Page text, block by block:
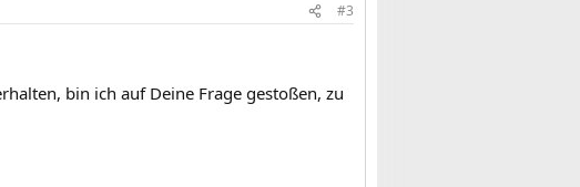
#3
bin ich auf Deine Frage gestoßen, zu